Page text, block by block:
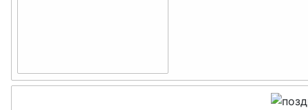
День Тихоокеанского флота